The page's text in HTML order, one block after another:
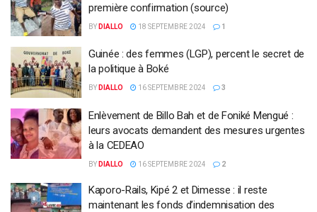
première confirmation (source)
BY DIALLO 18 SEPTEMBRE 2024 1
Guinée : des femmes (LGP), percent le secret de
la politique à Boké
BY DIALLO 16 SEPTEMBRE 2024 3
Enlèvement de Billo Bah et de Foniké Mengué :
leurs avocats demandent des mesures urgentes
à la CEDEAO
BY DIALLO 16 SEPTEMBRE 2024 2
Kaporo-Rails, Kipé 2 et Dimesse : il reste
maintenant les fonds d’indemnisation des